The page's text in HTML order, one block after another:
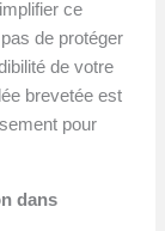
ce
de protéger
de votre
brevetée est
pour
dans